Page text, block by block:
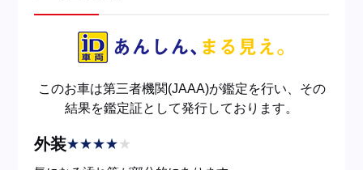
このお車は第三者機関(JAAA)が鑑定を行い、その
結果を鑑定証として発行しております。
外装★★★★★